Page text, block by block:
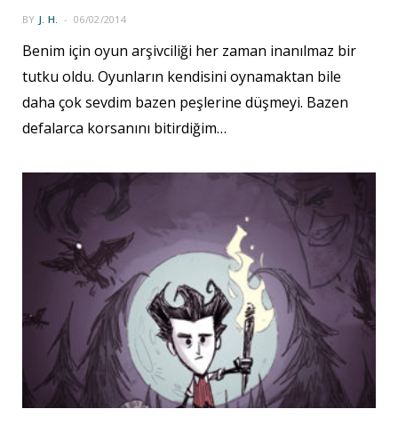
BY J. H. 06/02/2014
Benim için oyun arşivciliği her zaman inanılmaz bir
tutku oldu. Oyunların kendisini oynamaktan bile
daha çok sevdim bazen peşlerine düşmeyi. Bazen
defalarca korsanını bitirdiğim…